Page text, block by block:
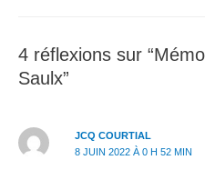
4 réflexions sur
Saulx”
JCQ COURTIAL
8 JUIN 2022 À 0 H 52 MIN